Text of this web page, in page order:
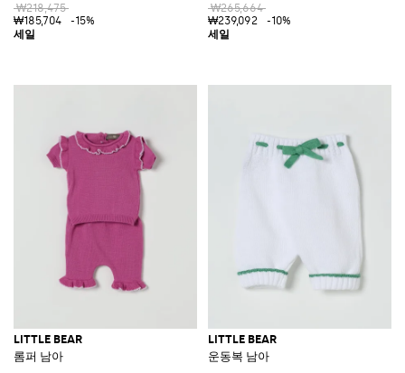
₩218,475
₩185,704
-15%
₩265,664
₩239,092
-10%
LITTLE BEAR
롬퍼 남아
LITTLE BEAR
운동복 남아